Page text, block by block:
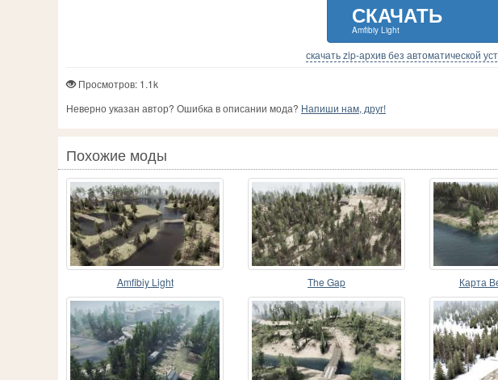
СКАЧАТЬ
Amfibiy Light
скачать zip-архив без автоматической
Просмотров: 1.1k
Неверно указан автор? Ошибка в описании мода? Напиши нам, друг!
Похожие моды
Amfibiy Light The Gap Карта